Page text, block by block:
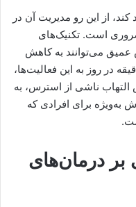
از این رو مدیریت آن در
است. تکنیک‌های
عمیق می‌توانند به کاهش
کمک کنند. اختصاص 10 تا 15 دقیقه در روز به این فعالیت‌ها،
التهاب ناشی از استرس، به
به‌ویژه برای افرادی که
درمان‌های